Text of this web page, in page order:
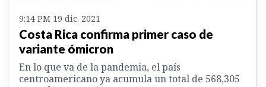
9:14 PM 19 dic. 2021
Costa Rica confirma primer caso de
variante ómicron
En lo que va de la pandemia, el país
centroamericano ya acumula un total de 568,305